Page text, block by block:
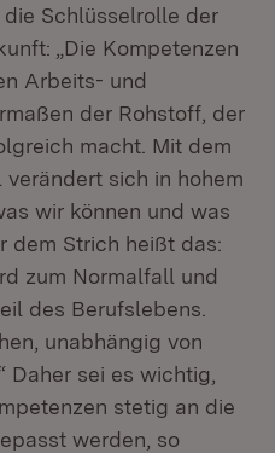
Schlüsselrolle der
„Die Kompetenzen
Arbeits- und
der Rohstoff, der
macht. Mit dem
sich in hohem
wir können und was
dem Strich heißt das:
zum Normalfall und
des Berufslebens.
unabhängig von
Daher sei es wichtig,
stetig an die
werden, so